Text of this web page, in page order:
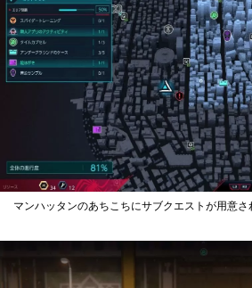
マンハッタンのあちこちにサブクエストが用意さ